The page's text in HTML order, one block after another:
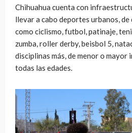
Chihuahua cuenta con
llevar a cabo deportes urbanos,
como ciclismo, futbol, patinaje,
zumba, roller derby, beisbol 5,
disciplinas más, de menor o mayor
todas las edades.